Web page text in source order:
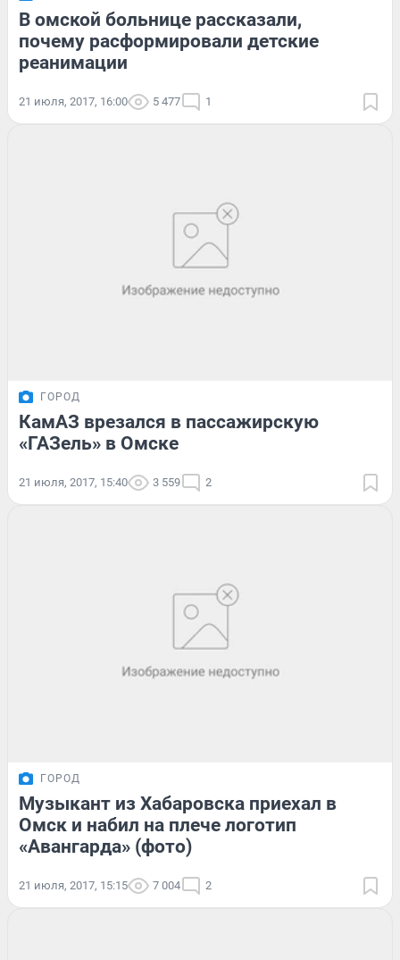
В омской больнице рассказали,
почему расформировали детские
реанимации
21 июля, 2017, 16:00 5 477 1
ГОРОД
КамАЗ врезался в пассажирскую
«ГАЗель» в Омске
21 июля, 2017, 15:40 3 559 2
ГОРОД
Музыкант из Хабаровска приехал в
Омск и набил на плече логотип
«Авангарда» (фото)
21 июля, 2017, 15:15 7 004 2